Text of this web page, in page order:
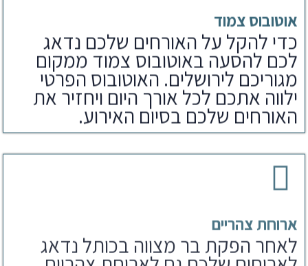
אוטובוס צמוד
כדי להקל על האורחים שלכם נדאג
לכם להסעה באוטובוס צמוד ממקום
מגוריכם לירושלים. האוטובוס הפרטי
ילווה אתכם לכל אורך היום ויחזיר את
האורחים שלכם בסיום האירוע.
לאחר הפקת בר מצווה בכותל נדאג
לארוחים שלכם גם לארוחת צהריים
באחת מהמסעדות המפנקות של